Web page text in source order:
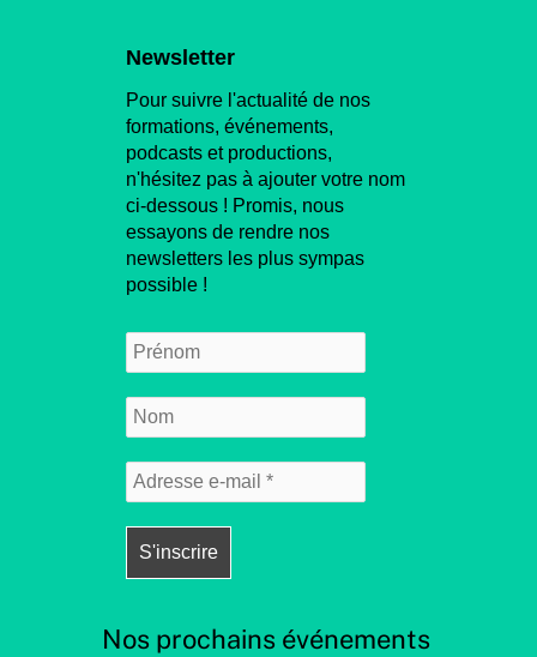
Newsletter
Pour suivre l'actualité de nos
formations, événements,
podcasts et productions,
n'hésitez pas à ajouter votre nom
ci-dessous ! Promis, nous
essayons de rendre nos
newsletters les plus sympas
possible !
Nos prochains événements